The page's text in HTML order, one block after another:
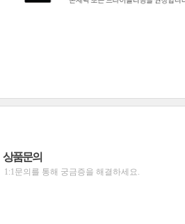
상품문의
1:1문의를 통해 궁금증을 해결하세요.